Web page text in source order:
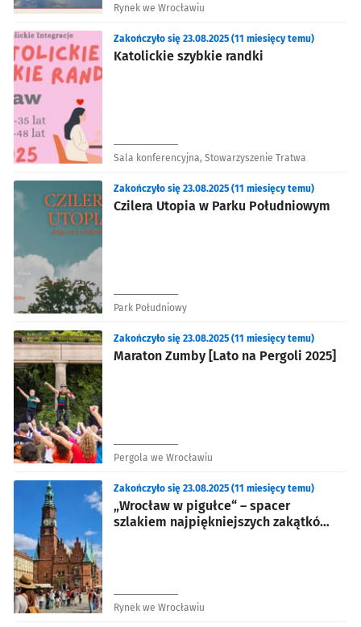
Rynek we Wrocławiu
Katolickie szybkie randki
Zakończyło się 23.08.2025 (11 miesięcy temu)
Sala konferencyjna, Stowarzyszenie Tratwa
Czilera Utopia w Parku Południowym
Zakończyło się 23.08.2025 (11 miesięcy temu)
Park Południowy
Maraton Zumby [Lato na Pergoli 2025]
Zakończyło się 23.08.2025 (11 miesięcy temu)
Pergola we Wrocławiu
„Wrocław w pigułce“ – spacer
szlakiem najpiękniejszych zakątków
Zakończyło się 23.08.2025 (11 miesięcy temu)
Rynek we Wrocławiu